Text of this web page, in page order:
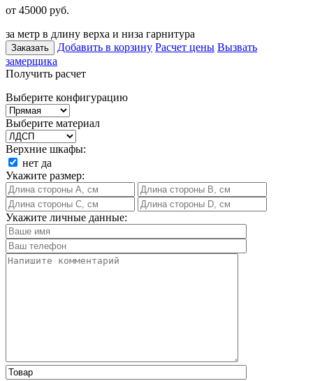
от 45000 руб.
за метр в длину верха и низа гарнитура
Заказать Добавить в корзину Расчет цены Вызвать
замерщика
Получить расчет
Выберите конфигурацию
Выберите материал
Верхние шкафы:
нет да
Укажите размер:
Укажите личные данные: